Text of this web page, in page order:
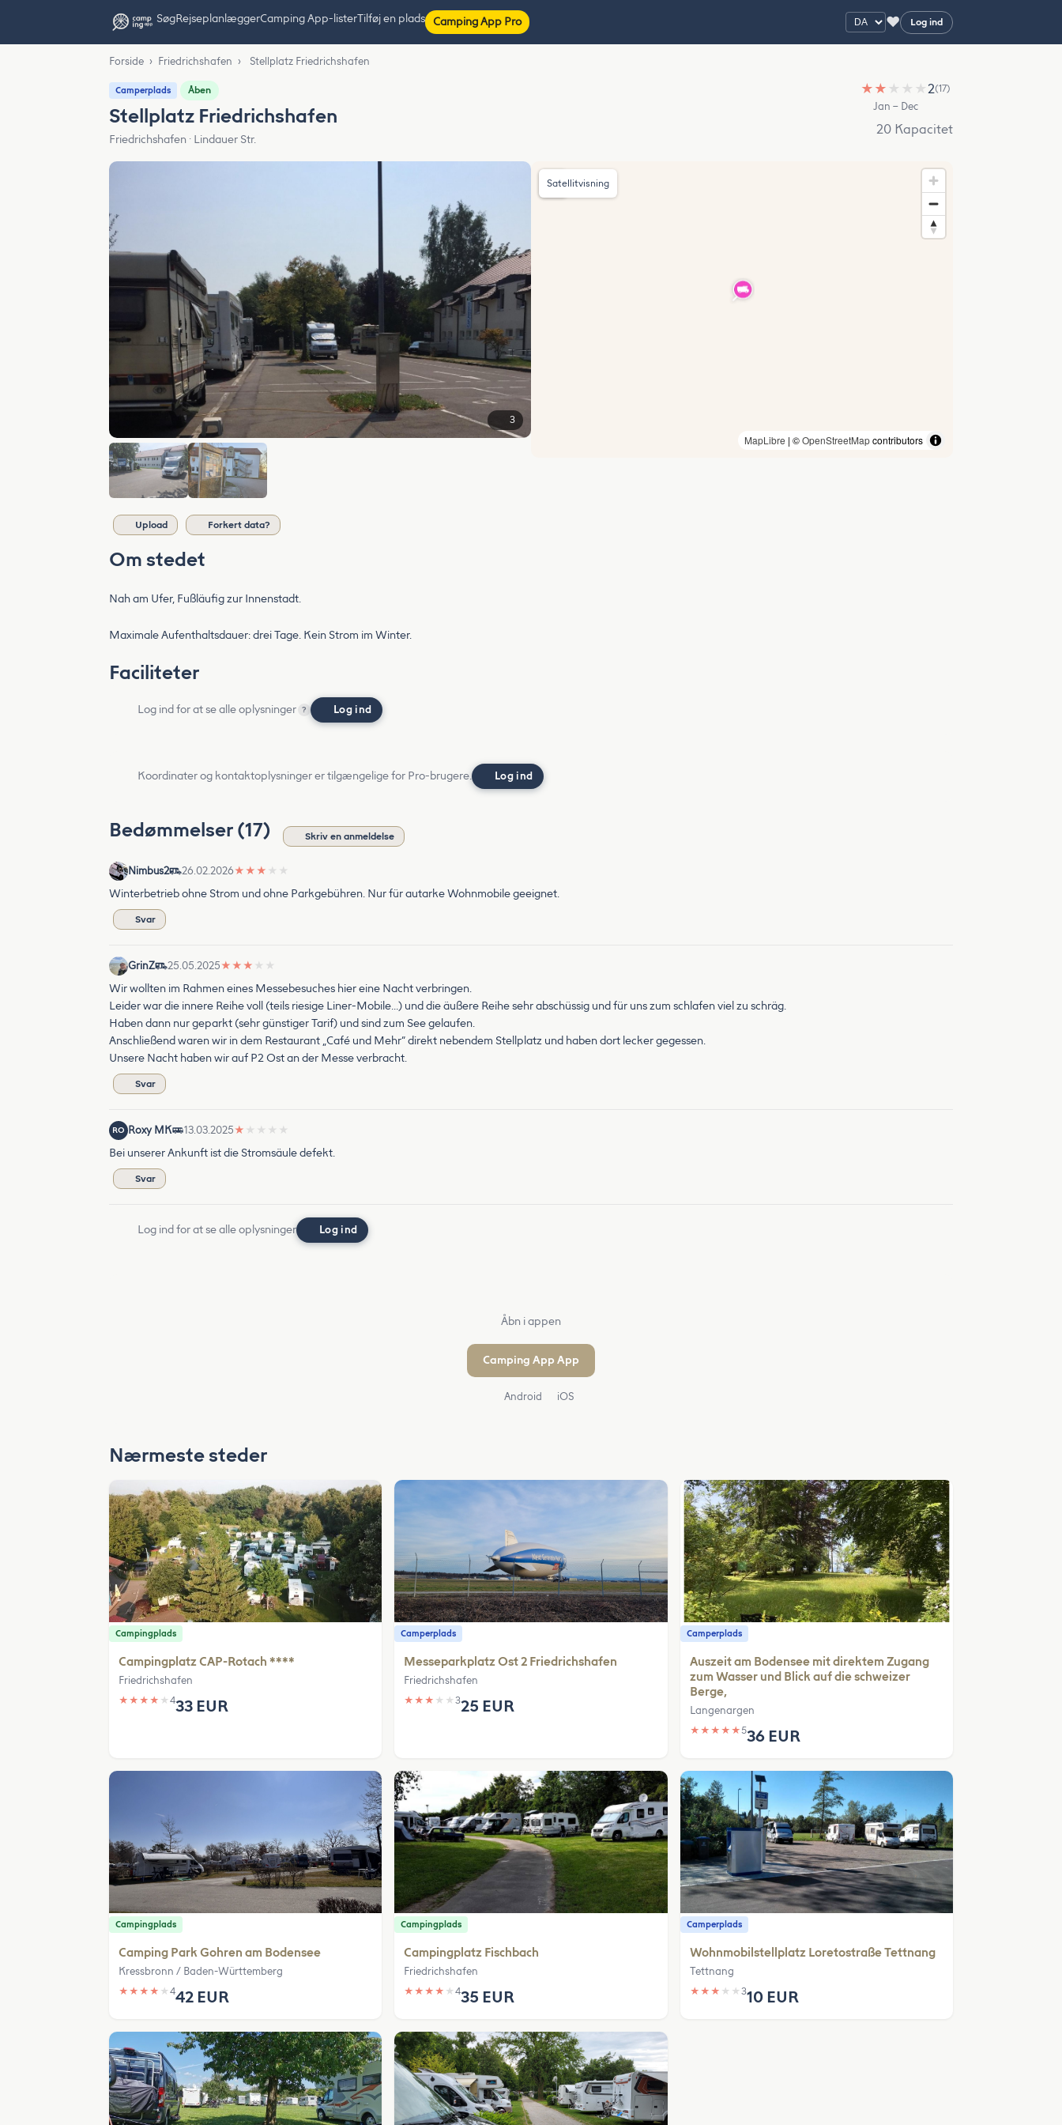
SøgRejseplanlæggerCamping App-listerTilføj en plads Camping App Pro ♥ Log ind
Forside › Friedrichshafen › Stellplatz Friedrichshafen
Camperplads Åben
Stellplatz Friedrichshafen
Friedrichshafen · Lindauer Str.
★ ★ ★ ★ ★2(17)
Jan – Dec
20 Kapacitet
3
MapLibre | ©OpenStreetMapcontributors
Satellitvisning
Upload Forkert data?
Om stedet
Nah am Ufer, Fußläufig zur Innenstadt.
Maximale Aufenthaltsdauer: drei Tage. Kein Strom im Winter.
Faciliteter
Log ind for at se alle oplysninger ? Log ind
Koordinater og kontaktoplysninger er tilgængelige for Pro-brugere. Log ind
Bedømmelser (17) Skriv en anmeldelse
Nimbus2 26.02.2026★ ★ ★ ★ ★
Winterbetrieb ohne Strom und ohne Parkgebühren. Nur für autarke Wohnmobile geeignet.
Svar
GrinZ 25.05.2025★ ★ ★ ★ ★
Wir wollten im Rahmen eines Messebesuches hier eine Nacht verbringen.
Leider war die innere Reihe voll (teils riesige Liner-Mobile…) und die äußere Reihe sehr abschüssig und für uns zum schlafen viel zu schräg.
Haben dann nur geparkt (sehr günstiger Tarif) und sind zum See gelaufen.
Anschließend waren wir in dem Restaurant „Café und Mehr“ direkt nebendem Stellplatz und haben dort lecker gegessen.
Unsere Nacht haben wir auf P2 Ost an der Messe verbracht.
Svar
RO Roxy MK 13.03.2025★ ★ ★ ★ ★
Bei unserer Ankunft ist die Stromsäule defekt.
Svar
Log ind for at se alle oplysninger Log ind
Åbn i appen
Camping App App
Android iOS
Nærmeste steder
Campingplads
Campingplatz CAP-Rotach ****
Friedrichshafen
★ ★ ★ ★ ★ 433 EUR
Camperplads
Messeparkplatz Ost 2 Friedrichshafen
Friedrichshafen
★ ★ ★ ★ ★325 EUR
Camperplads
Auszeit am Bodensee mit direktem Zugang
zum Wasser und Blick auf die schweizer
Berge,
Langenargen
★ ★ ★ ★ ★536 EUR
Campingplads
Camping Park Gohren am Bodensee
Kressbronn / Baden-Württemberg
★ ★ ★ ★ ★ 442 EUR
Campingplads
Campingplatz Fischbach
Friedrichshafen
★ ★ ★ ★ ★435 EUR
Camperplads
Wohnmobilstellplatz Loretostraße Tettnang
Tettnang
★ ★ ★ ★ ★ 310 EUR